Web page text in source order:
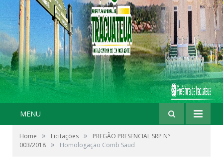
MENU
Home » Licitações »
PREGÃO PRESENCIAL SRP Nº
003/2018 » Homologação Comb Saud